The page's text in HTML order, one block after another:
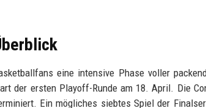
eine intensive Phase voller
der ersten Playoff-Runde am 18. April. Die
Ein mögliches siebtes Spiel der